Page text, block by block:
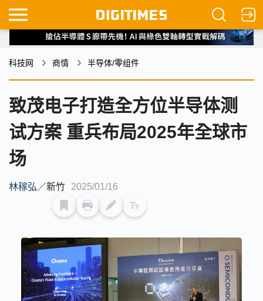
科技网 商情 半导体/零组件
致茂电子打造全方位半导体测
试方案 重兵布局2025年全球市
场
林稼弘／新竹 2025/01/16